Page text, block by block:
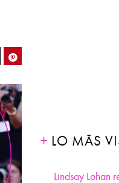
LO MÁS
Lindsay Lohan